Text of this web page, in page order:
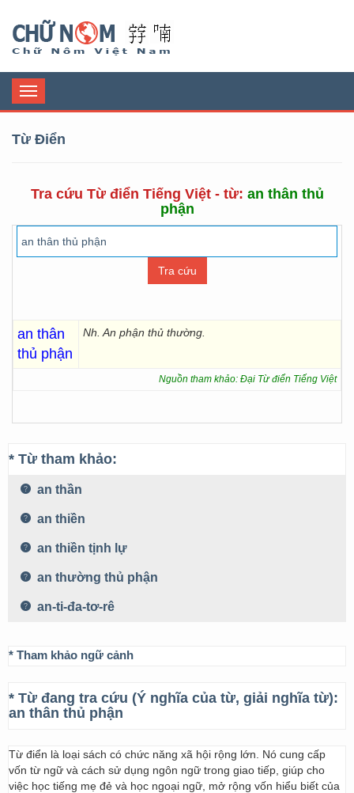
Toggle
navigation
Từ Điển
Tra cứu Từ điển Tiếng Việt - từ: an thân thủ
phận
an thân
thủ phận
Nh. An phận thủ thường.
Nguồn tham khảo: Đại Từ điển Tiếng Việt
* Từ tham khảo:
an thần
an thiền
an thiền tịnh lự
an thường thủ phận
an-ti-đa-tơ-rê
* Tham khảo ngữ cảnh
* Từ đang tra cứu (Ý nghĩa của từ, giải nghĩa từ):
an thân thủ phận
Từ điển là loại sách có chức năng xã hội rộng lớn. Nó cung cấp
vốn từ ngữ và cách sử dụng ngôn ngữ trong giao tiếp, giúp cho
việc học tiếng mẹ đẻ và học ngoại ngữ, mở rộng vốn hiểu biết của